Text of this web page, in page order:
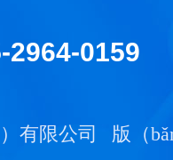
2964-0159
有限公司
版（